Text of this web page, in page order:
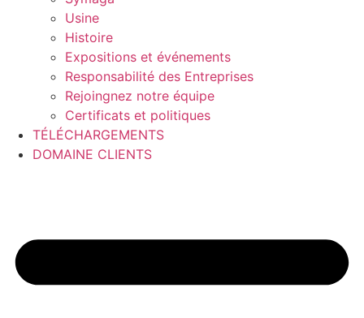
Usine
Histoire
Expositions et événements
Responsabilité des Entreprises
Rejoingnez notre équipe
Certificats et politiques
TÉLÉCHARGEMENTS
DOMAINE CLIENTS